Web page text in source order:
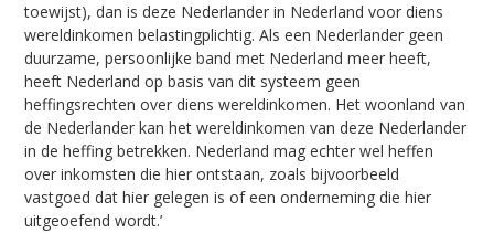
toewijst), dan is deze Nederlander in Nederland voor diens
wereldinkomen belastingplichtig. Als een Nederlander geen
duurzame, persoonlijke band met Nederland meer heeft,
heeft Nederland op basis van dit systeem geen
heffingsrechten over diens wereldinkomen. Het woonland van
de Nederlander kan het wereldinkomen van deze Nederlander
in de heffing betrekken. Nederland mag echter wel heffen
over inkomsten die hier ontstaan, zoals bijvoorbeeld
vastgoed dat hier gelegen is of een onderneming die hier
uitgeoefend wordt.’